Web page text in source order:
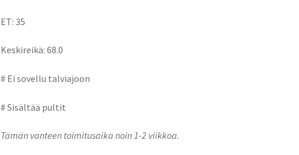
ET: 35
Keskireikä: 68.0
# Ei sovellu talviajoon
# Sisältää pultit
Tämän vanteen toimitusaika noin 1-2 viikkoa.